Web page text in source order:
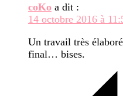
coKo a dit :
14 octobre 2016 à
Un travail très
final… bises.